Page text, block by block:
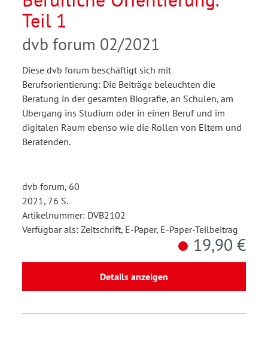
Teil 1
dvb forum 02/2021
Diese dvb forum beschäftigt sich mit
Berufsorientierung: Die Beiträge beleuchten die
Beratung in der gesamten Biografie, an Schulen, am
Übergang ins Studium oder in einen Beruf und im
digitalen Raum ebenso wie die Rollen von Eltern und
Beratenden.
dvb forum, 60
2021, 76 S.
Artikelnummer: DVB2102
Verfügbar als: Zeitschrift, E-Paper, E-Paper-Teilbeitrag
19,90 €
Details anzeigen